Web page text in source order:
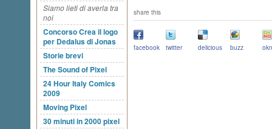
Siamo lieti di averla tra
noi
Concorso Crea il logo
per Dedalus di Jonas
Storie brevi
The Sound of Pixel
24 Hour Italy Comics
2009
Moving Pixel
30 minuti in 2000 pixel
share this
facebook twitter delicious buzz